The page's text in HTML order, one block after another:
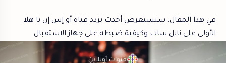
في هذا المقال، سنستعرض أحدث تردد قناة أو إس إن يا هلا
الأولى على نايل سات وكيفية ضبطه على جهاز الاستقبال.